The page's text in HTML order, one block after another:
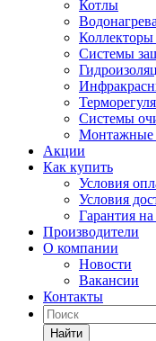
Котлы
Системы
Системы
Монтажные
Акции
Как купить
Условия
Условия
Гарантия на
Производители
О компании
Новости
Вакансии
Контакты
Найти